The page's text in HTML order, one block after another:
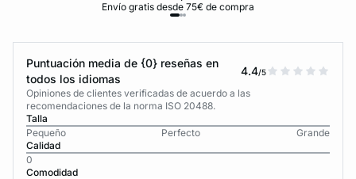
Envío gratis desde 75€ de compra
Puntuación media de {0} reseñas en
todos los idiomas
4.4/5
Opiniones de clientes verificadas de acuerdo a las
recomendaciones de la norma ISO 20488.
Talla
Pequeño
Perfecto
Grande
Calidad
0
Comodidad